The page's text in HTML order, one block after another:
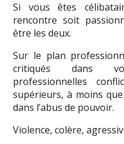
Si vous êtes
rencontre soit
être les deux.
Sur le plan
critiqués dans
professionnelles
supérieurs, à moins
dans l’abus de pouvoir.
Violence, colère,